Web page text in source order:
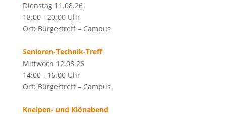
Dienstag 11.08.26
18:00 - 20:00 Uhr
Ort: Bürgertreff – Campus
Senioren-Technik-Treff
Mittwoch 12.08.26
14:00 - 16:00 Uhr
Ort: Bürgertreff – Campus
Kneipen- und Klönabend